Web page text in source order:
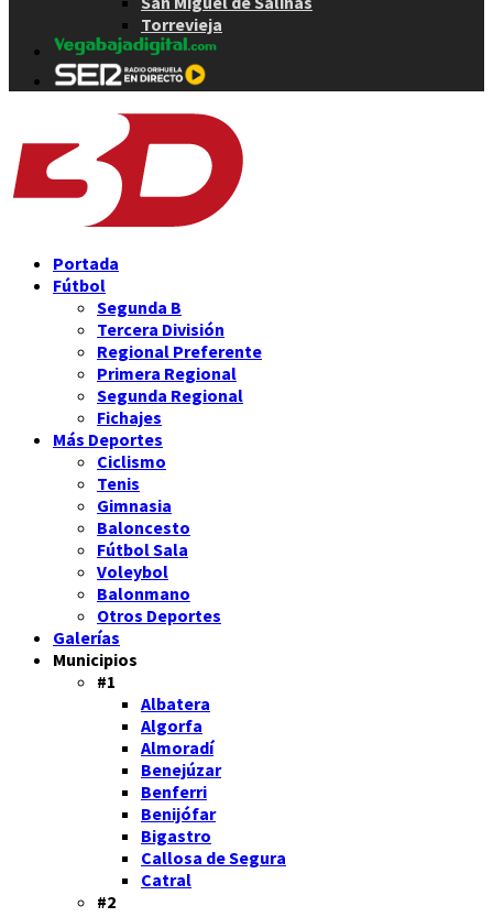
Torrevieja
Portada
Fútbol
Segunda B
Tercera División
Regional Preferente
Primera Regional
Segunda Regional
Fichajes
Más Deportes
Ciclismo
Tenis
Gimnasia
Baloncesto
Fútbol Sala
Voleybol
Balonmano
Otros Deportes
Galerías
Municipios
#1
Albatera
Algorfa
Almoradí
Benejúzar
Benferri
Benijófar
Bigastro
Callosa de Segura
Catral
#2